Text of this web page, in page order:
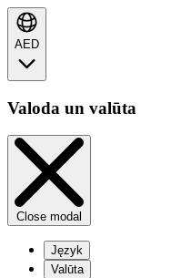
AED
Valoda un valūta
Close modal
Język
Valūta